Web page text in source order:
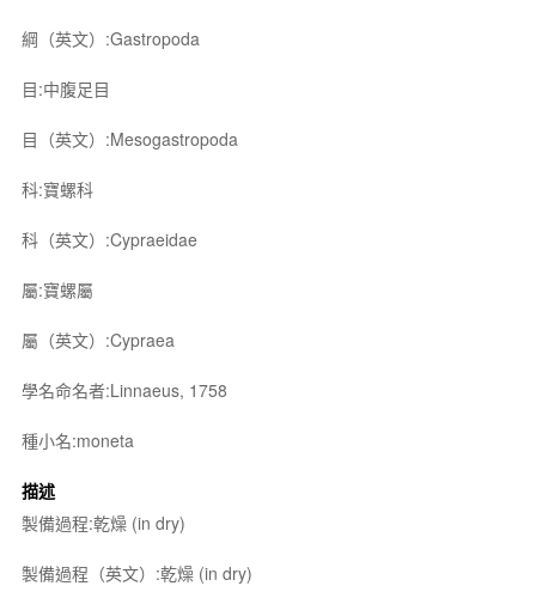
綱（英文）:Gastropoda
目:中腹足目
目（英文）:Mesogastropoda
科:寶螺科
科（英文）:Cypraeidae
屬:寶螺屬
屬（英文）:Cypraea
學名命名者:Linnaeus, 1758
種小名:moneta
描述
製備過程:乾燥 (in dry)
製備過程（英文）:乾燥 (in dry)